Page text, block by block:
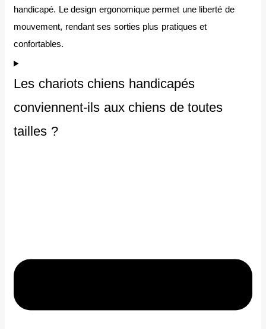
handicapé. Le design ergonomique permet une liberté de
mouvement, rendant ses sorties plus pratiques et
confortables.
Les chariots chiens handicapés
conviennent-ils aux chiens de toutes
tailles ?